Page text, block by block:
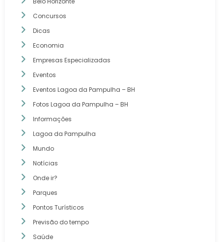
Concursos
Dicas
Economia
Empresas Especializadas
Eventos
Eventos Lagoa da Pampulha – BH
Fotos Lagoa da Pampulha – BH
Informações
Lagoa da Pampulha
Mundo
Notícias
Onde ir?
Parques
Pontos Turísticos
Previsão do tempo
Saúde